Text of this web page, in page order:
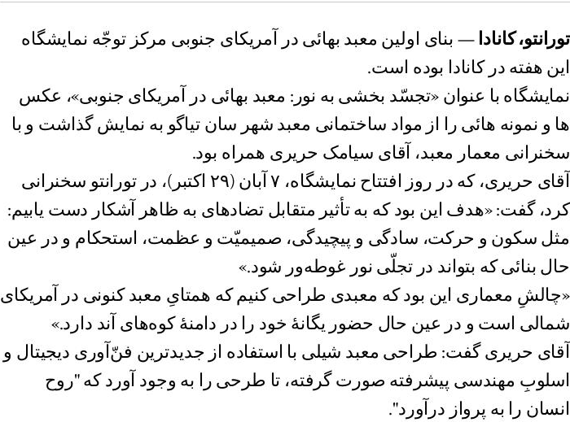
تورانتو، کانادا — بنای اولین معبد بهائی در آمریکای جنوبی مرکز توجّه نمایشگاه
این هفته در کانادا بوده است.
نمایشگاه با عنوان «تجسّد ‌بخشی به نور: معبد بهائی در آمریکای جنوبی»، عکس
ها و نمونه هائی را از مواد ساختمانی معبد شهر سان تیاگو به نمایش گذاشت و با
سخنرانی معمار معبد، آقای سیامک حریری همراه بود.
آقای حریری، که در روز افتتاح نمایشگاه، ۷ آبان (۲۹ اکتبر)، در تورانتو سخنرانی
کرد، گفت: «هدف این بود که به تأثیر متقابل تضاد‌های به ظاهر آشکار دست یابیم:
مثل سکون و حرکت، سادگی و پیچیدگی، صمیمیّت و عظمت، استحکام و در عین
حال بنائی که بتواند در تجلّی نور غوطه‌ور شود.»
«چالشِ معماری این بود که معبدی طراحی کنیم که همتایِ معبد کنونی در آمریکای
شمالی است و در عین حال حضور یگانۀ خود را در دامنۀ کوه‌های آند دارد.»
آقای حریری گفت: طراحی معبد شیلی با استفاده از جدیدترین فنّ‌آوری دیجیتال و
اسلوبِ مهندسی پیشرفته صورت گرفته، تا طرحی را به وجود آورد که "روح
انسان را به پرواز درآورد".